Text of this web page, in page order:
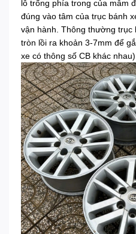
lỗ trống phía trong của mâm
đúng vào tâm của trục bánh
vận hành. Thông thường trục
tròn lồi ra khoản 3-7mm để
xe có thông số CB khác nhau)